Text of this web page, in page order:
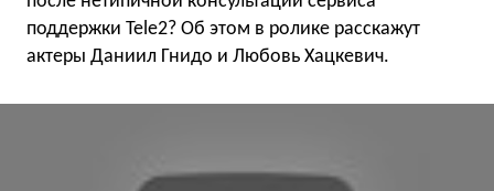
поддержки Tele2? Об этом в ролике расскажут
актеры Даниил Гнидо и Любовь Хацкевич.